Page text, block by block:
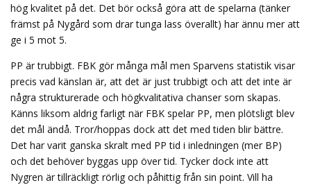
hög kvalitet på det. Det bör också göra att de spelarna (tänker
främst på Nygård som drar tunga lass överallt) har ännu mer att
ge i 5 mot 5.
PP är trubbigt. FBK gör många mål men Sparvens statistik visar
precis vad känslan är, att det är just trubbigt och att det inte är
några strukturerade och högkvalitativa chanser som skapas.
Känns liksom aldrig farligt när FBK spelar PP, men plötsligt blev
det mål ändå. Tror/hoppas dock att det med tiden blir bättre.
Det har varit ganska skralt med PP tid i inledningen (mer BP)
och det behöver byggas upp över tid. Tycker dock inte att
Nygren är tillräckligt rörlig och påhittig från sin point. Vill ha